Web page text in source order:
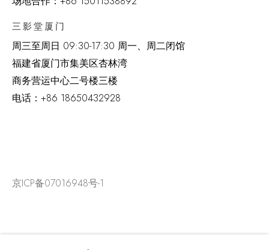
三影堂厦门
周三至周日 09:30-17:30 周一、周二闭馆
福建省厦门市集美区杏林湾
商务营运中心二号楼三楼
电话： +86 18650432928
京ICP备07016948号-1